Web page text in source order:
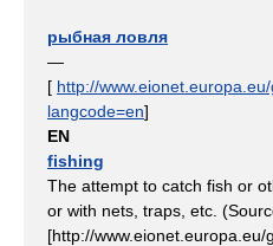
рыбная ловля
—
[ http://
langcode=en]
EN
fishing
The attempt to catch fish or
or with nets, traps, etc.
[http://www.eionet.europa.eu/